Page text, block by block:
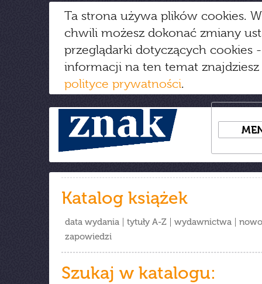
Ta strona używa plików cookies.
chwili możesz dokonać zmiany
przeglądarki dotyczących cookies
informacji na ten temat
polityce prywatności.
Katalog książek
data wydania tytuły A-Z wydawnictwa
zapowiedzi
Szukaj w katalogu: